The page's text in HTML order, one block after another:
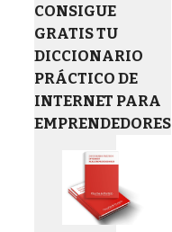
CONSIGUE
GRATIS TU
DICCIONARIO
PRÁCTICO DE
INTERNET PARA
EMPRENDEDORES